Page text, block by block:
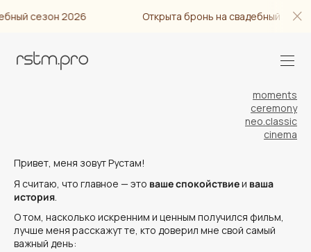
сезон 2026 Открыта бронь на свадебный сезон
moments
ceremony
neo.classic
cinema
Привет, меня зовут Рустам!
Я считаю, что главное — это ваше спокойствиеи ваша
история.
О том, насколько искренним и ценным получился фильм,
лучше меня расскажут те, кто доверил мне свой самый
важный день: